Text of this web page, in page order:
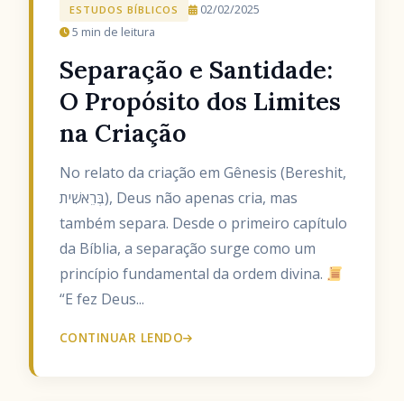
ESTUDOS BÍBLICOS
02/02/2025
5 min de leitura
Separação e Santidade:
O Propósito dos Limites
na Criação
No relato da criação em Gênesis (Bereshit,
בְּרֵאשִׁית), Deus não apenas cria, mas
também separa. Desde o primeiro capítulo
da Bíblia, a separação surge como um
princípio fundamental da ordem divina.
“E fez Deus...
CONTINUAR LENDO